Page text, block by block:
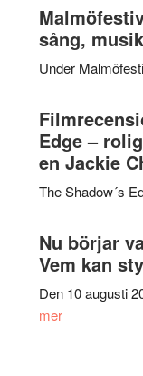
mycket
att
tänka
sång,
Under
Edge –
en Jackie
The Shadow´s
Nu börjar
Vem kan
Den 10 augusti
merom